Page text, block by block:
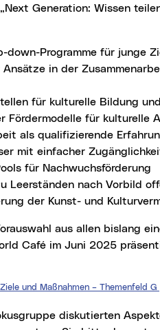
Generation: Wissen
Programme für junge
in der
für kulturelle Bildung
Fördermodelle für kulturelle
als qualifizierende
mit einfacher
für Nachwuchsförderung
Leerständen nach Vorbild
der Kunst- und
aus allen bislang
Café im Juni 2025
und Maßnahmen – Themenfeld G
diskutierten